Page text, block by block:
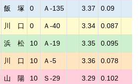
飯 塚 0 Ａ-135 3.37 0.09
川 口 0 Ａ-40 3.34 0.087
浜 松 10 Ａ-19 3.35 0.095
川 口 10 Ａ-5 3.36 0.078
山 陽 10 Ｓ-29 3.29 0.102